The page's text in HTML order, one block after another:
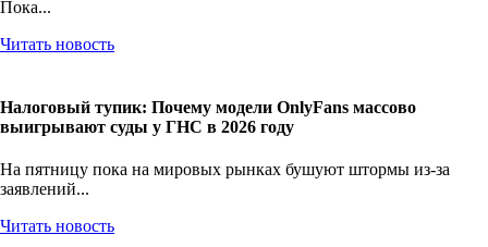
Пока...
Читать новость
Налоговый тупик: Почему модели OnlyFans массово
выигрывают суды у ГНС в 2026 году
На пятницу пока на мировых рынках бушуют штормы из-за
заявлений...
Читать новость